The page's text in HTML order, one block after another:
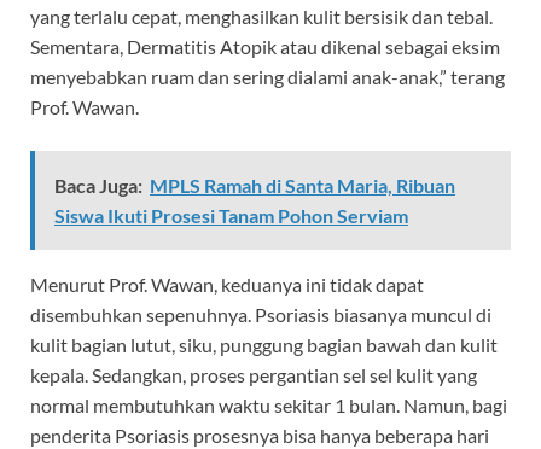
yang terlalu cepat, menghasilkan kulit bersisik dan tebal.
Sementara, Dermatitis Atopik atau dikenal sebagai eksim
menyebabkan ruam dan sering dialami anak-anak,” terang
Prof. Wawan.
Baca Juga: MPLS Ramah di Santa Maria, Ribuan
Siswa Ikuti Prosesi Tanam Pohon Serviam
Menurut Prof. Wawan, keduanya ini tidak dapat
disembuhkan sepenuhnya. Psoriasis biasanya muncul di
kulit bagian lutut, siku, punggung bagian bawah dan kulit
kepala. Sedangkan, proses pergantian sel sel kulit yang
normal membutuhkan waktu sekitar 1 bulan. Namun, bagi
penderita Psoriasis prosesnya bisa hanya beberapa hari